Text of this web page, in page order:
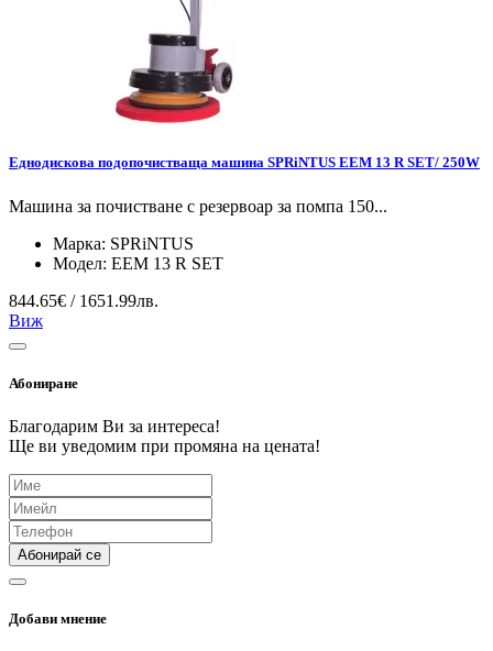
Еднодискова подопочистваща машина SPRiNTUS EEM 13 R SET/ 250W
Машина за почистване с резервоар за помпа 150...
Марка: SPRiNTUS
Модел: EEM 13 R SET
844.65€ / 1651.99лв.
Виж
Абониране
Благодарим Ви за интереса!
Ще ви уведомим при промяна на цената!
Абонирай се
Добави мнение